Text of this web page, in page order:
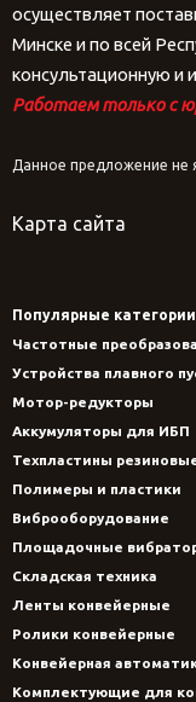
осуществляет
Минске и по всей
консультационную и
Работаем только с
Данное предложение не
Карта сайта
Популярные категории
Частотные
Устройства плавного
Мотор-редукторы
Аккумуляторы для ИБП
Техпластины
Полимеры и пластики
Виброоборудование
Площадочные
Складская техника
Ленты конвейерные
Ролики конвейерные
Конвейерная
Комплектующие для